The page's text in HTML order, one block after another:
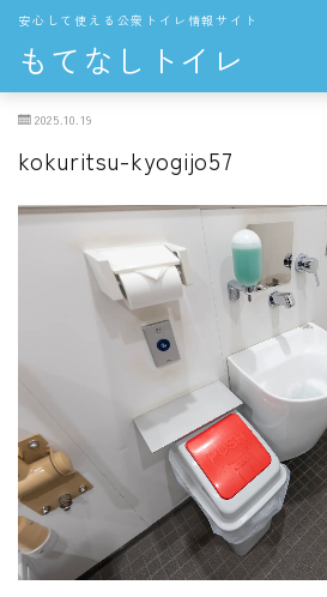
もてなしトイレ
安心して使える公衆トイレ情報サイト
関東
東京都の公衆トイレ
愛知県の公衆トイレ
長野県の公衆トイレ
THE TOKYO TOILET
お役立ち情報
トイレの一般知識
2025.10.19
kokuritsu-kyogijo57